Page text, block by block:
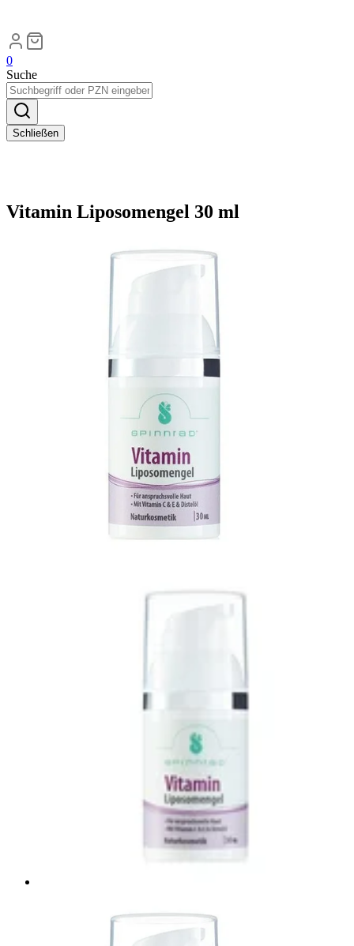
0
Suche
Schließen
Vitamin Liposomengel 30 ml